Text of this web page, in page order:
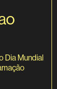
Dia Mundial